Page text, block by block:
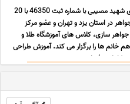
آموزشگاه طلا و جواهرسازی شهید مصیبی با شماره ثبت 46350 با 20
در استان یزد و تهران و عضو مرکز
سازى، کلاس هاى آموزشگاه طلا و
خانم ها را برگزار می کند. آموزش طراحى
کاملا حرفه اى ... ...